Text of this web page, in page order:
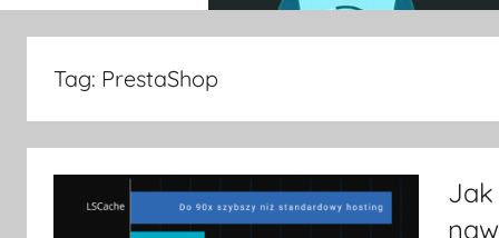
Tag: PrestaShop
Jak